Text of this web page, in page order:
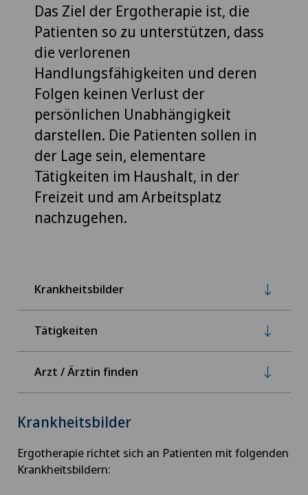
Das Ziel der Ergotherapie ist, die
Patienten so zu unterstützen, dass
die verlorenen
Handlungsfähigkeiten und deren
Folgen keinen Verlust der
persönlichen Unabhängigkeit
darstellen. Die Patienten sollen in
der Lage sein, elementare
Tätigkeiten im Haushalt, in der
Freizeit und am Arbeitsplatz
nachzugehen.
Krankheitsbilder
Tätigkeiten
Arzt / Ärztin finden
Krankheitsbilder
Ergotherapie richtet sich an Patienten mit folgenden
Krankheitsbildern: